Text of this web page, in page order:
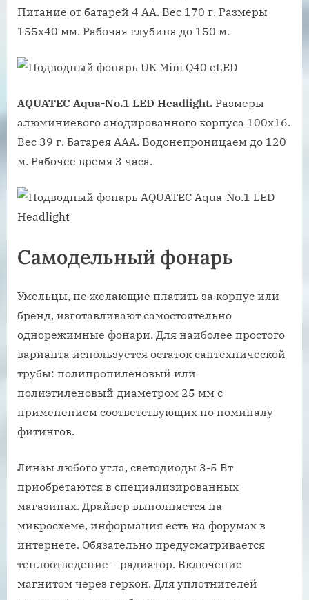
Питание от батарей 4 АА. Вес 170 г. Размеры
155х40 мм. Рабочая глубина до 150 м.
AQUATEC Aqua-No.1 LED Headlight. Размеры
алюминиевого анодированного корпуса 100х16.
Вес 39 г. Батарея ААА. Водонепроницаем до 120
м. Рабочее время 3 часа.
Самодельный фонарь
Умельцы, не желающие платить за корпус или
бренд, изготавливают самостоятельно
однорежимные фонари. Для наиболее простого
варианта используется остаток сантехнической
трубы: полипропиленовый или
полиэтиленовый диаметром 25 мм с
применением соответствующих по номиналу
фитингов.
Линзы любого угла, светодиоды 3-5 Вт
приобретаются в специализированных
магазинах. Драйвер выполняется на
микросхеме, информация есть на форумах в
интернете. Обязательно предусматривается
теплоотведение – радиатор. Включение
магнитом через геркон. Для уплотнителей